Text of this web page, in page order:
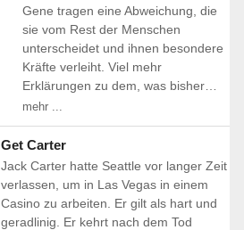
Gene tragen eine Abweichung, die
sie vom Rest der Menschen
unterscheidet und ihnen besondere
Kräfte verleiht. Viel mehr
Erklärungen zu dem, was bisher…
mehr ...
Get Carter
Jack Carter hatte Seattle vor langer Zeit
verlassen, um in Las Vegas in einem
Casino zu arbeiten. Er gilt als hart und
geradlinig. Er kehrt nach dem Tod